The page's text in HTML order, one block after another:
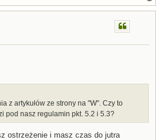
z artykułów ze strony na "W". Czy to
pod nasz regulamin pkt. 5.2 i 5.3?
ostrzeżenie i masz czas do jutra